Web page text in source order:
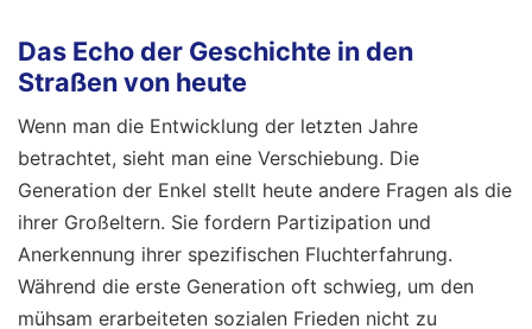
Das Echo der Geschichte in den
Straßen von heute
Wenn man die Entwicklung der letzten Jahre
betrachtet, sieht man eine Verschiebung. Die
Generation der Enkel stellt heute andere Fragen als die
ihrer Großeltern. Sie fordern Partizipation und
Anerkennung ihrer spezifischen Fluchterfahrung.
Während die erste Generation oft schwieg, um den
mühsam erarbeiteten sozialen Frieden nicht zu